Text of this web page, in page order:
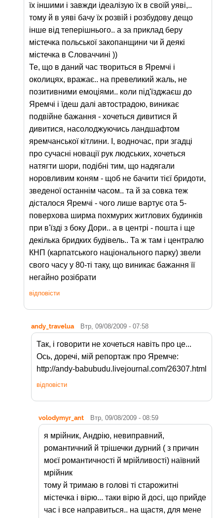
їх іншими і завжди ідеалізую їх в своїй уяві,..
тому й в уяві бачу їх розвій і розбудову дещо
інше від теперішнього.. а за приклад беру
містечка польської закопанщини чи й деякі
містечка в Словаччині ))
Те, що в даний час твориться в Яремчі і
околицях, вражає.. на превеликий жаль, не
позитивними емоціями.. коли під'їзджаєш до
Яремчі і їдеш далі автострадою, виникає
подвійне бажання - хочеться дивитися й
дивитися, насолоджуючись ландшафтом
яремчанської кітлини. І, водночас, при згадці
про сучасні новації рук людських, хочеться
натягти шори, подібні тим, що надягали
норовливим коням - щоб не бачити тієї бридоти,
зведеної останнім часом.. та й за совка теж
дісталося Яремчі - чого лише вартує ота 5-
поверхова ширма похмурих житлових будинків
при в'їзді з боку Дори.. а в центрі - пошта і ще
декілька бридких будівель.. Та ж там і централю
КНП (карпатського національного парку) звели
свого часу у 80-ті таку, що виникає бажання її
негайно розібрати
відповісти
andy_travelua Втр, 09/08/2009 - 07:58
Так, і говорити не хочеться навіть про це...
Ось, доречі, мій репортаж про Яремче:
http://andy-babubudu.livejournal.com/26307.html
відповісти
volodymyr_ant Втр, 09/08/2009 - 08:59
я мрійник, Андрію, невиправний,
романтичний й трішечки дурний ( з причин
моєї романтичності й мрійливості) наївний
мрійник
тому й тримаю в голові ті старожитні
містечка і вірю... таки вірю й досі, що прийде
час і все направиться.. на щастя, для мене